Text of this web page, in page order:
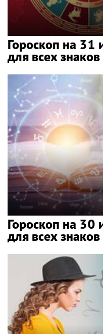
Гороскоп на
для всех
Гороскоп на
для всех